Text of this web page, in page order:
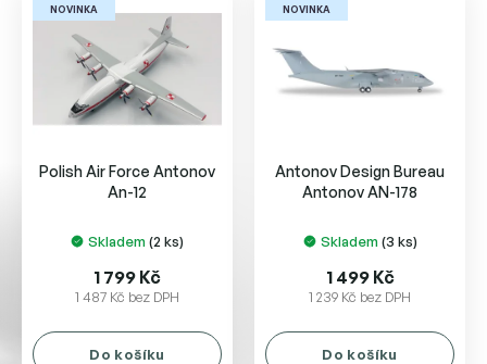
NOVINKA
Polish Air Force Antonov
An-12
Skladem (2 ks)
1 487 Kč bez DPH
1 799 Kč
Do košíku
NOVINKA
Antonov Design Bureau
Antonov AN-178
Skladem (3 ks)
1 239 Kč bez DPH
1 499 Kč
Do košíku